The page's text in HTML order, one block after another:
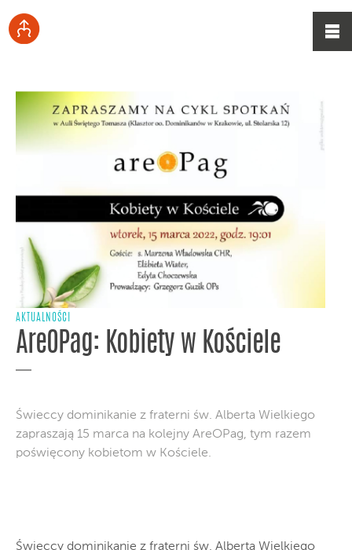
AKTUALNOŚCI
AreOPag: Kobiety w Kościele
Świeccy dominikanie z fraterni św. Alberta Wielkiego
zapraszają 15 marca na kolejny AreOPag, tym razem
poświęcony kobietom w Kościele.
Świeccy dominikanie z fraterni św. Alberta Wielkiego